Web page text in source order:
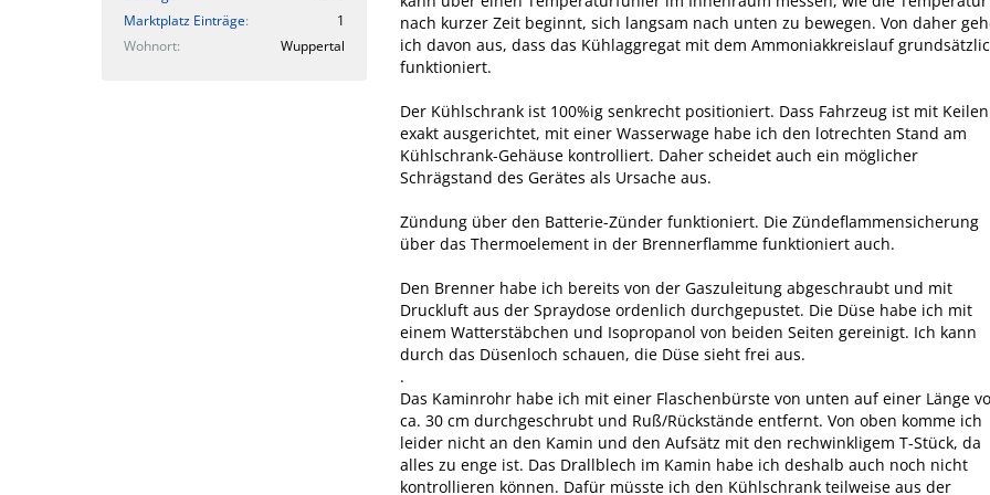
Marktplatz Einträge
1
Wohnort
Wuppertal
nach kurzer Zeit beginnt, sich langsam nach unten zu bewegen. Von daher
ich davon aus, dass das Kühlaggregat mit dem Ammoniakkreislauf
funktioniert.
Der Kühlschrank ist 100%ig senkrecht positioniert. Dass Fahrzeug ist mit Keilen
exakt ausgerichtet, mit einer Wasserwage habe ich den lotrechten Stand am
Kühlschrank-Gehäuse kontrolliert. Daher scheidet auch ein möglicher
Schrägstand des Gerätes als Ursache aus.
Zündung über den Batterie-Zünder funktioniert. Die Zündeflammensicherung
über das Thermoelement in der Brennerflamme funktioniert auch.
Den Brenner habe ich bereits von der Gaszuleitung abgeschraubt und mit
Druckluft aus der Spraydose ordenlich durchgepustet. Die Düse habe ich mit
einem Watterstäbchen und Isopropanol von beiden Seiten gereinigt. Ich kann
durch das Düsenloch schauen, die Düse sieht frei aus.
.
Das Kaminrohr habe ich mit einer Flaschenbürste von unten auf einer Länge
ca. 30 cm durchgeschrubt und Ruß/Rückstände entfernt. Von oben komme ich
leider nicht an den Kamin und den Aufsätz mit den rechwinkligem T-Stück, da
alles zu enge ist. Das Drallblech im Kamin habe ich deshalb auch noch nicht
kontrollieren können. Dafür müsste ich den Kühlschrank teilweise aus der